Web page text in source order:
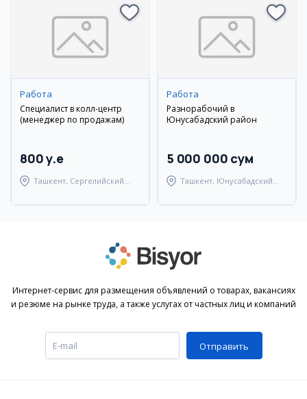
Работа
Специалист в колл-центр
(менеджер по продажам)
800 y.e
Ташкент, Сергелийский
Работа
Разнорабочий в
Юнусабадский район
5 000 000 сум
Ташкент, Юнусабадский
Интернет-сервис для размещения объявлений о товарах, вакансиях
и резюме на рынке труда, а также услугах от частных лиц и компаний
Отправить